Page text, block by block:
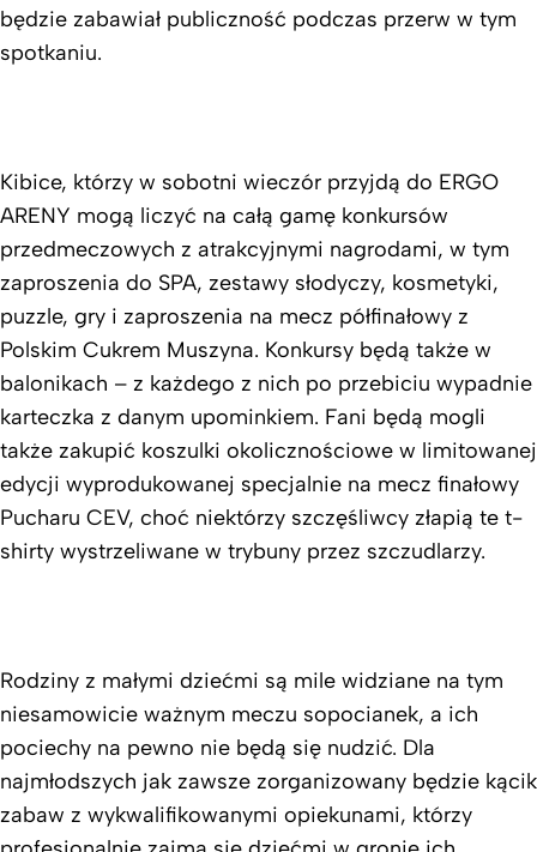
będzie zabawiał publiczność podczas przerw w tym
spotkaniu.
Kibice, którzy w sobotni wieczór przyjdą do ERGO
ARENY mogą liczyć na całą gamę konkursów
przedmeczowych z atrakcyjnymi nagrodami, w tym
zaproszenia do SPA, zestawy słodyczy, kosmetyki,
puzzle, gry i zaproszenia na mecz półfinałowy z
Polskim Cukrem Muszyna. Konkursy będą także w
balonikach – z każdego z nich po przebiciu wypadnie
karteczka z danym upominkiem. Fani będą mogli
także zakupić koszulki okolicznościowe w limitowanej
edycji wyprodukowanej specjalnie na mecz finałowy
Pucharu CEV, choć niektórzy szczęśliwcy złapią te t-
shirty wystrzeliwane w trybuny przez szczudlarzy.
Rodziny z małymi dziećmi są mile widziane na tym
niesamowicie ważnym meczu sopocianek, a ich
pociechy na pewno nie będą się nudzić. Dla
najmłodszych jak zawsze zorganizowany będzie kącik
zabaw z wykwalifikowanymi opiekunami, którzy